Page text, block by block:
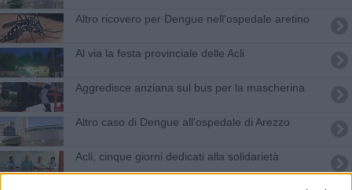
Altro ricovero per Dengue nell'ospedale aretino
Al via la festa provinciale delle Acli
Aggredisce anziana sul bus per la mascherina
Altro caso di Dengue all'ospedale di Arezzo
Acli, cinque giorni dedicati alla solidarietà